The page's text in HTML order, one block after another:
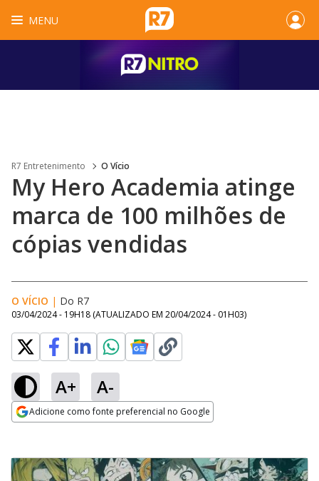
MENU
R7 Entretenimento O Vício
My Hero Academia atinge
marca de 100 milhões de
cópias vendidas
O VÍCIO | Do R7
03/04/2024 - 19H18 (ATUALIZADO EM 20/04/2024 - 01H03)
A+ A-
Adicione como fonte preferencial no Google